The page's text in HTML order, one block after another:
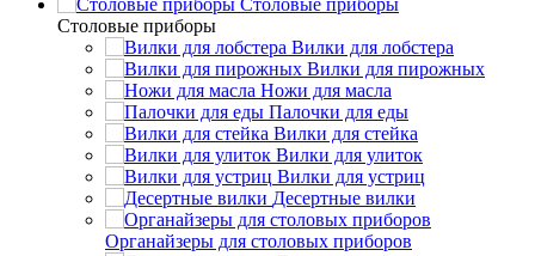
Cтоловые приборы
Вилки для лобстера
Вилки для пирожных
Ножи для масла
Палочки для еды
Вилки для стейка
Вилки для улиток
Вилки для устриц
Десертные вилки
Органайзеры для столовых приборов